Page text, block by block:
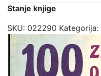
Stanje knjige
SKU: 022290 Kategorija: